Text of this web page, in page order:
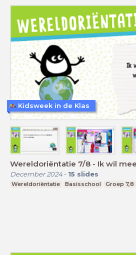
Wereldoriëntatie 7/8 - Ik wil
December 2024- 15 slides
Wereldoriëntatie Basisschool Groep 7,8
Kidsweek in de Klas